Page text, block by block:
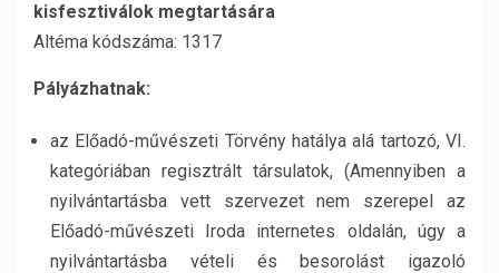
kisfesztiválok megtartására
Altéma kódszáma: 1317
Pályázhatnak:
az Előadó-művészeti Törvény hatálya alá tartozó, VI.
kategóriában regisztrált társulatok, (Amennyiben a
nyilvántartásba vett szervezet nem szerepel az
Előadó-művészeti Iroda internetes oldalán, úgy a
nyilvántartásba vételi és besorolást igazoló